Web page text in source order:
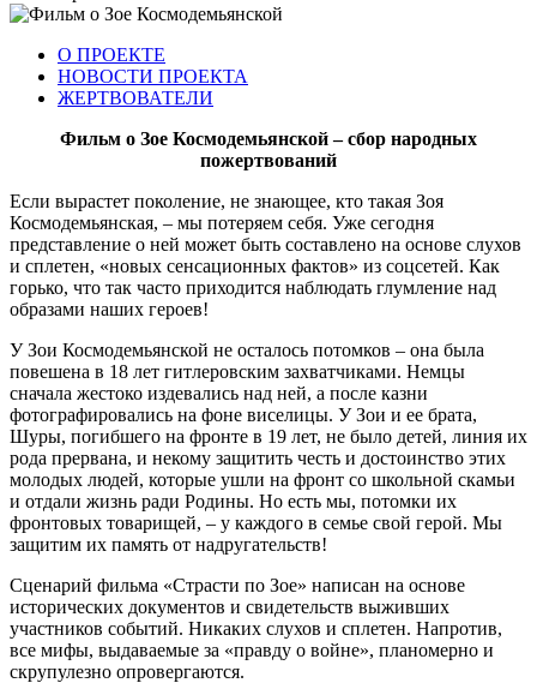
О ПРОЕКТЕ
НОВОСТИ ПРОЕКТА
ЖЕРТВОВАТЕЛИ
Фильм о Зое Космодемьянской – сбор народных
пожертвований
Если вырастет поколение, не знающее, кто такая Зоя
Космодемьянская, – мы потеряем себя. Уже сегодня
представление о ней может быть составлено на основе слухов
и сплетен, «новых сенсационных фактов» из соцсетей. Как
горько, что так часто приходится наблюдать глумление над
образами наших героев!
У Зои Космодемьянской не осталось потомков – она была
повешена в 18 лет гитлеровским захватчиками. Немцы
сначала жестоко издевались над ней, а после казни
фотографировались на фоне виселицы. У Зои и ее брата,
Шуры, погибшего на фронте в 19 лет, не было детей, линия их
рода прервана, и некому защитить честь и достоинство этих
молодых людей, которые ушли на фронт со школьной скамьи
и отдали жизнь ради Родины. Но есть мы, потомки их
фронтовых товарищей, – у каждого в семье свой герой. Мы
защитим их память от надругательств!
Сценарий фильма «Страсти по Зое» написан на основе
исторических документов и свидетельств выживших
участников событий. Никаких слухов и сплетен. Напротив,
все мифы, выдаваемые за «правду о войне», планомерно и
скрупулезно опровергаются.